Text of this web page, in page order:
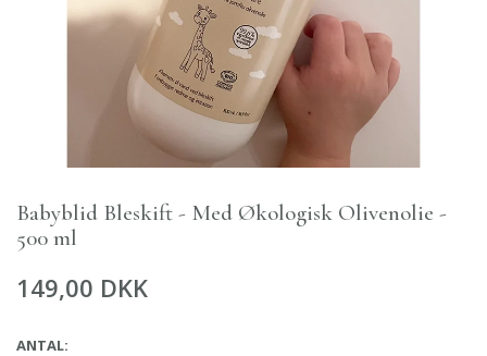
Babyblid Bleskift - Med Økologisk Olivenolie -
500 ml
149,00 DKK
ANTAL: